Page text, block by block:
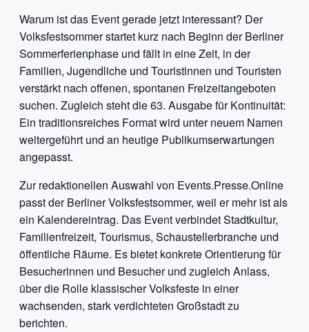
Warum ist das Event gerade jetzt interessant? Der
Volksfestsommer startet kurz nach Beginn der Berliner
Sommerferienphase und fällt in eine Zeit, in der
Familien, Jugendliche und Touristinnen und Touristen
verstärkt nach offenen, spontanen Freizeitangeboten
suchen. Zugleich steht die 63. Ausgabe für Kontinuität:
Ein traditionsreiches Format wird unter neuem Namen
weitergeführt und an heutige Publikumserwartungen
angepasst.
Zur redaktionellen Auswahl von Events.Presse.Online
passt der Berliner Volksfestsommer, weil er mehr ist als
ein Kalendereintrag. Das Event verbindet Stadtkultur,
Familienfreizeit, Tourismus, Schaustellerbranche und
öffentliche Räume. Es bietet konkrete Orientierung für
Besucherinnen und Besucher und zugleich Anlass,
über die Rolle klassischer Volksfeste in einer
wachsenden, stark verdichteten Großstadt zu
berichten.